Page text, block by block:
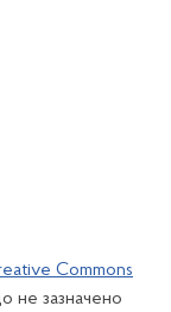
Commons
не зазначено